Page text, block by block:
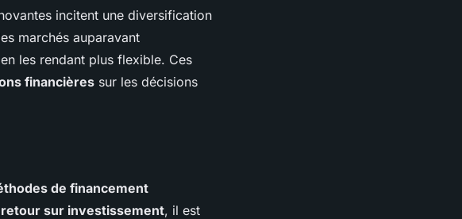
incitent une diversification
marchés auparavant
en les rendant plus flexible. Ces
financières sur les décisions
de financement
retour sur investissement, il est